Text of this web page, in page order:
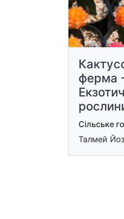
ферма
Сільське
Талмей